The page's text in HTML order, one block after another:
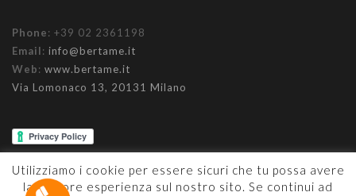
Phone: +39 02 2361198
Email: info@bertame.it
Web: www.bertame.it
Via Lomonaco 13, 20131 Milano
Utilizziamo i cookie per essere sicuri che tu possa avere
la migliore esperienza sul nostro sito. Se continui ad